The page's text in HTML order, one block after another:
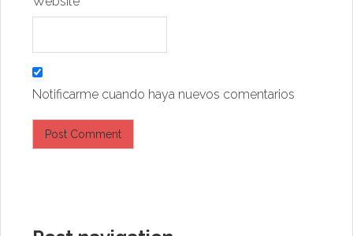
Notificarme cuando haya nuevos comentarios